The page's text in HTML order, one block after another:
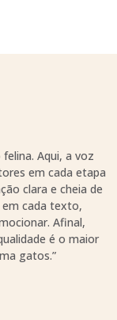
Aqui, a voz
em cada etapa
clara e cheia de
cada texto,
Afinal,
é o maior
gatos.”